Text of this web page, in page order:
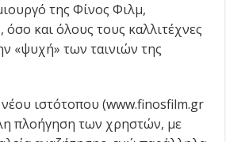
της Φίνος Φιλμ,
και όλους τους καλλιτέχνες
«ψυχή» των ταινιών της
ιστότοπου (www.finosfilm.gr
πλοήγηση των χρηστών, με